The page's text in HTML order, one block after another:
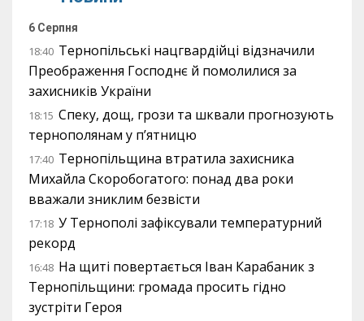
6 Серпня
18:40 Тернопільські нацгвардійці відзначили
Преображення Господнє й помолилися за
захисників України
18:15 Спеку, дощ, грози та шквали прогнозують
тернополянам у п’ятницю
17:40 Тернопільщина втратила захисника
Михайла Скоробогатого: понад два роки
вважали зниклим безвісти
17:18 У Тернополі зафіксували температурний
рекорд
16:48 На щиті повертається Іван Карабаник з
Тернопільщини: громада просить гідно
зустріти Героя